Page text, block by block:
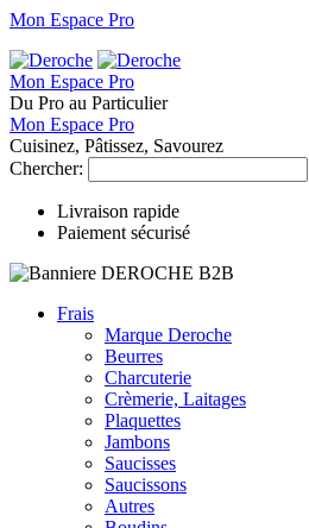
Mon Espace Pro
Mon Espace Pro
Du Pro au Particulier
Mon Espace Pro
Cuisinez, Pâtissez, Savourez
Chercher:
Livraison rapide
Paiement sécurisé
Frais
Marque Deroche
Beurres
Charcuterie
Crèmerie, Laitages
Plaquettes
Jambons
Saucisses
Saucissons
Autres